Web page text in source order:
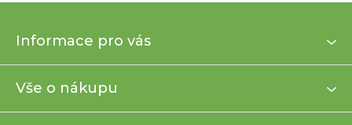
p
t
Informace pro vás
Vše o nákupu